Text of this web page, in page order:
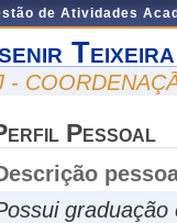
de Atividades
-
Pessoal